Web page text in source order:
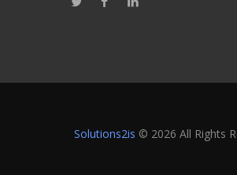
Solutions2is © 2026 All Rights